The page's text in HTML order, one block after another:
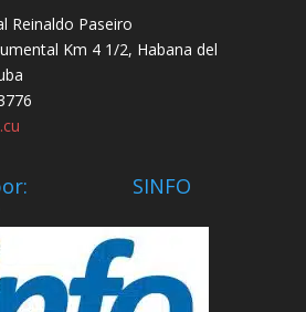
Reinaldo Paseiro
Km 4 1/2, Habana del
por: SINFO